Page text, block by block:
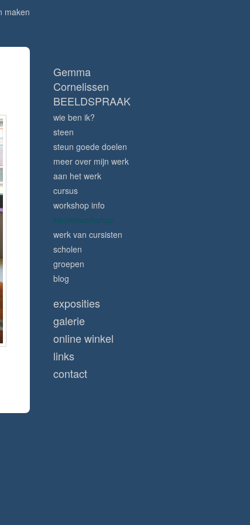
maken
Gemma
Cornelissen
BEELDSPRAAK
wie ben ik?
steen
steun goede doelen
meer over mijn werk
aan het werk
cursus
workshop info
kleuterworkshop
werk van cursisten
scholen
groepen
blog
exposities
galerie
online winkel
links
contact